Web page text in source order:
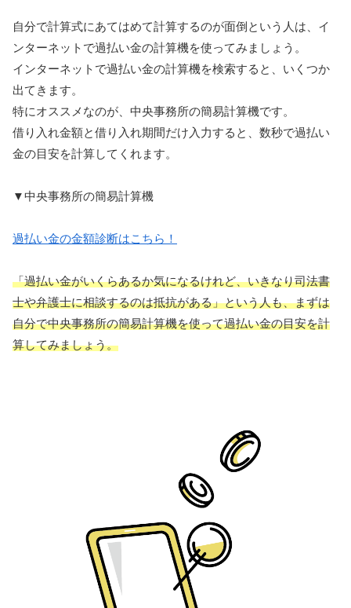
自分で計算式にあてはめて計算するのが面倒という人は、イ
ンターネットで過払い金の計算機を使ってみましょう。
インターネットで過払い金の計算機を検索すると、いくつか
出てきます。
特にオススメなのが、中央事務所の簡易計算機です。
借り入れ金額と借り入れ期間だけ入力すると、数秒で過払い
金の目安を計算してくれます。
▼中央事務所の簡易計算機
過払い金の金額診断はこちら！
「過払い金がいくらあるか気になるけれど、いきなり司法書
士や弁護士に相談するのは抵抗がある」という人も、まずは
自分で中央事務所の簡易計算機を使って過払い金の目安を計
算してみましょう。